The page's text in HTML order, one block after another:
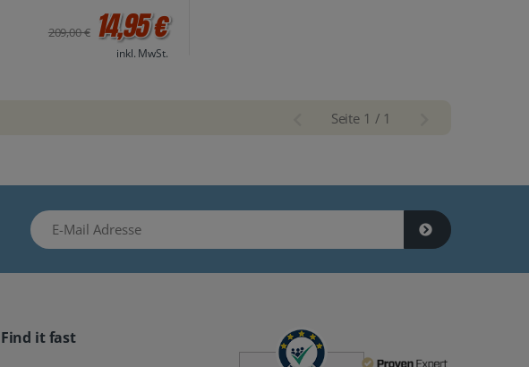
209,00 € 14,95 €
inkl. MwSt.
Seite 1 / 1
E-Mail Adresse
Find it fast